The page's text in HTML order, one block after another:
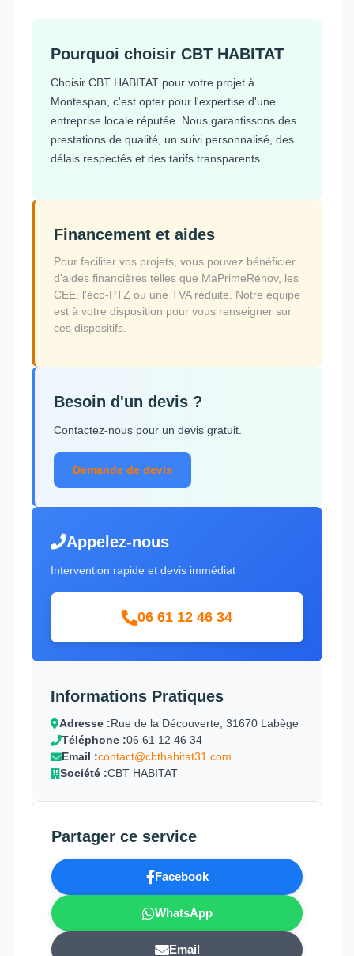
Pourquoi choisir CBT HABITAT
Choisir CBT HABITAT pour votre projet à
Montespan, c'est opter pour l'expertise d'une
entreprise locale réputée. Nous garantissons des
prestations de qualité, un suivi personnalisé, des
délais respectés et des tarifs transparents.
Financement et aides
Pour faciliter vos projets, vous pouvez bénéficier
d'aides financières telles que MaPrimeRénov, les
CEE, l'éco-PTZ ou une TVA réduite. Notre équipe
est à votre disposition pour vous renseigner sur
ces dispositifs.
Besoin d'un devis ?
Contactez-nous pour un devis gratuit.
Demande de devis
Appelez-nous
Intervention rapide et devis immédiat
06 61 12 46 34
Informations Pratiques
Adresse :Rue de la Découverte, 31670 Labège
Téléphone :06 61 12 46 34
Email :contact@cbthabitat31.com
Société :CBT HABITAT
Partager ce service
Facebook
WhatsApp
Email